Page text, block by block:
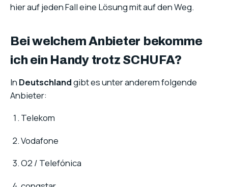
hier auf jeden Fall eine Lösung mit auf den Weg.
Bei welchem Anbieter bekomme
ich ein Handy trotz SCHUFA?
In Deutschlandgibt es unter anderem folgende
Anbieter:
Telekom
Vodafone
O2 / Telefónica